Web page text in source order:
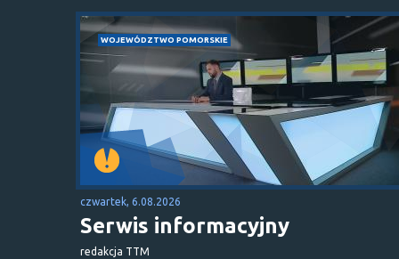
WOJEWÓDZTWO POMORSKIE
czwartek, 6.08.2026
Serwis informacyjny
redakcja TTM